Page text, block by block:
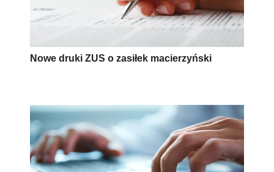
Nowe druki ZUS o zasiłek macierzyński